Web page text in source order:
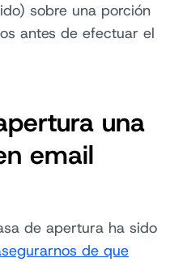
sobre una porción
antes de efectuar el
una
email
de apertura ha sido
de que